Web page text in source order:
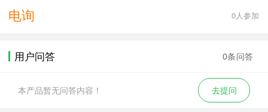
电询 0人参加
用户问答 0条问答
本产品暂无问答内容！ 去提问